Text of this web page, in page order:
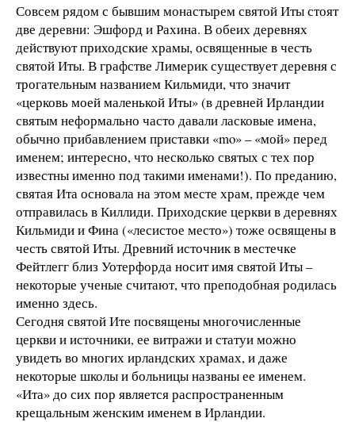
Совсем рядом с бывшим монастырем святой Иты стоят
две деревни: Эшфорд и Рахина. В обеих деревнях
действуют приходские храмы, освященные в честь
святой Иты. В графстве Лимерик существует деревня с
трогательным названием Кильмиди, что значит
«церковь моей маленькой Иты» (в древней Ирландии
святым неформально часто давали ласковые имена,
обычно прибавлением приставки «mo» – «мой» перед
именем; интересно, что несколько святых с тех пор
известны именно под такими именами!). По преданию,
святая Ита основала на этом месте храм, прежде чем
отправилась в Киллиди. Приходские церкви в деревнях
Кильмиди и Фина («лесистое место») тоже освящены в
честь святой Иты. Древний источник в местечке
Фейтлегг близ Уотерфорда носит имя святой Иты –
некоторые ученые считают, что преподобная родилась
именно здесь.
Сегодня святой Ите посвящены многочисленные
церкви и источники, ее витражи и статуи можно
увидеть во многих ирландских храмах, и даже
некоторые школы и больницы названы ее именем.
«Ита» до сих пор является распространенным
крещальным женским именем в Ирландии.